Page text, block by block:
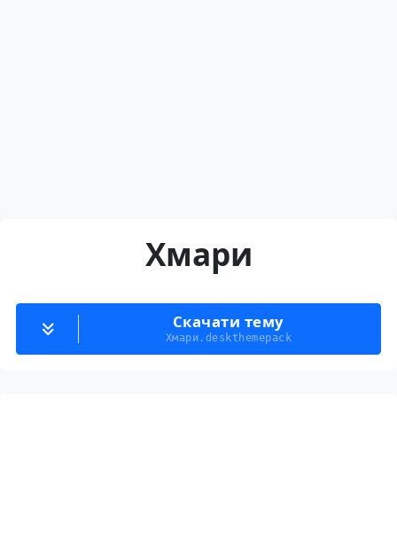
Хмари
Скачати тему
Хмари.deskthemepack